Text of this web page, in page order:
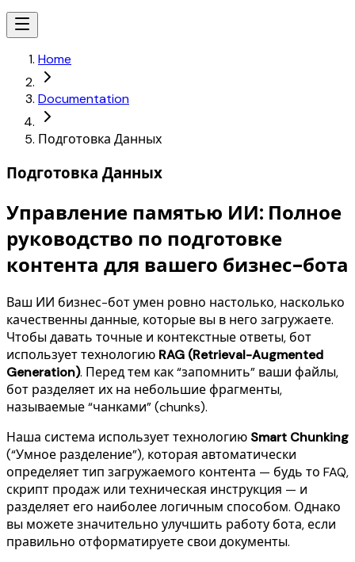
Home
Documentation
Подготовка Данных
Подготовка Данных
Управление памятью ИИ: Полное
руководство по подготовке
контента для вашего бизнес-бота
Ваш ИИ бизнес-бот умен ровно настолько, насколько
качественны данные, которые вы в него загружаете.
Чтобы давать точные и контекстные ответы, бот
использует технологию RAG (Retrieval-Augmented
Generation). Перед тем как “запомнить” ваши файлы,
бот разделяет их на небольшие фрагменты,
называемые “чанками” (chunks).
Наша система использует технологию Smart Chunking
(“Умное разделение”), которая автоматически
определяет тип загружаемого контента — будь то FAQ,
скрипт продаж или техническая инструкция — и
разделяет его наиболее логичным способом. Однако
вы можете значительно улучшить работу бота, если
правильно отформатируете свои документы.